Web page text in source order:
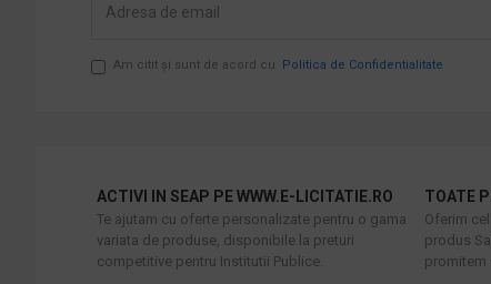
Am citit şi sunt de acord cu Politica de Confidentialitate
ACTIVI IN SEAP PE WWW.E-LICITATIE.RO
Te ajutam cu oferte personalizate pentru o gama
variata de produse, disponibile la preturi
competitive pentru Institutii Publice.
TOATE
Oferim
produs
promitem